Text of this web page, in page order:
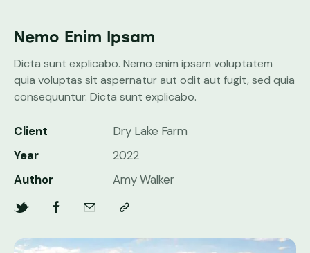
Nemo Enim Ipsam
Dicta sunt explicabo. Nemo enim ipsam voluptatem
quia voluptas sit aspernatur aut odit aut fugit, sed quia
consequuntur. Dicta sunt explicabo.
Client
Dry Lake Farm
Year
2022
Author
Amy Walker